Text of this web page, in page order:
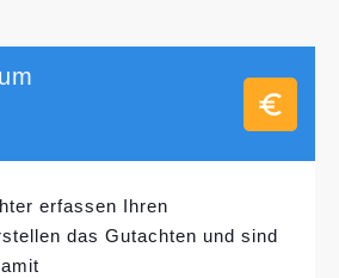
erfassen Ihren
das Gutachten und sind